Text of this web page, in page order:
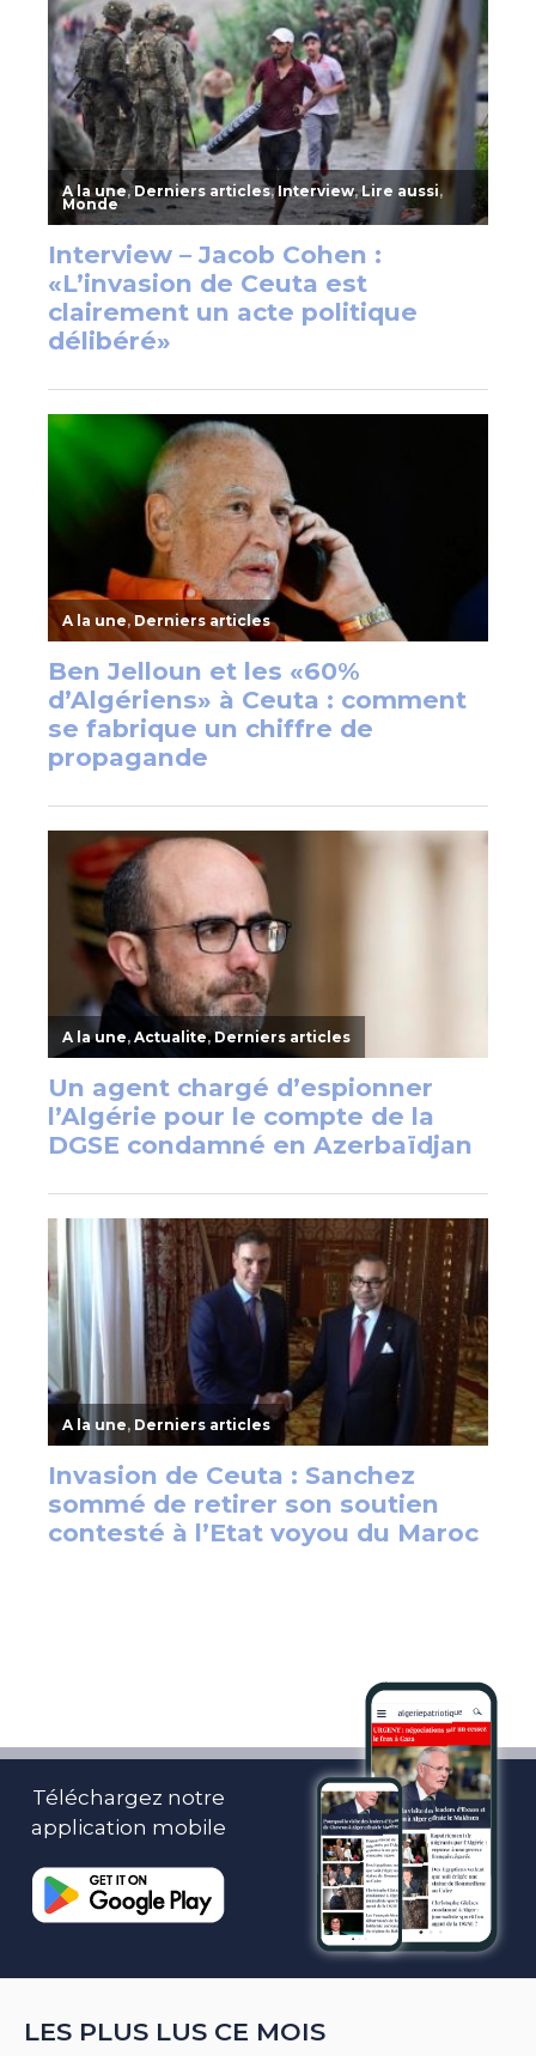
Téléchargez notre
application mobile
LES PLUS LUS CE MOIS